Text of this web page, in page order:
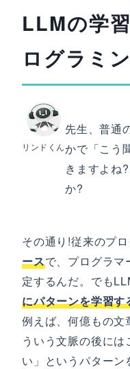
LLMの学
ログラミ
リンドくん
先生、普通
かで「こう
きますよね
か?
その通り!従来のプ
ースで、プログラマ
定するんだ。でも
にパターンを学習す
例えば、何億もの文
ういう文脈の後に
い」というパター